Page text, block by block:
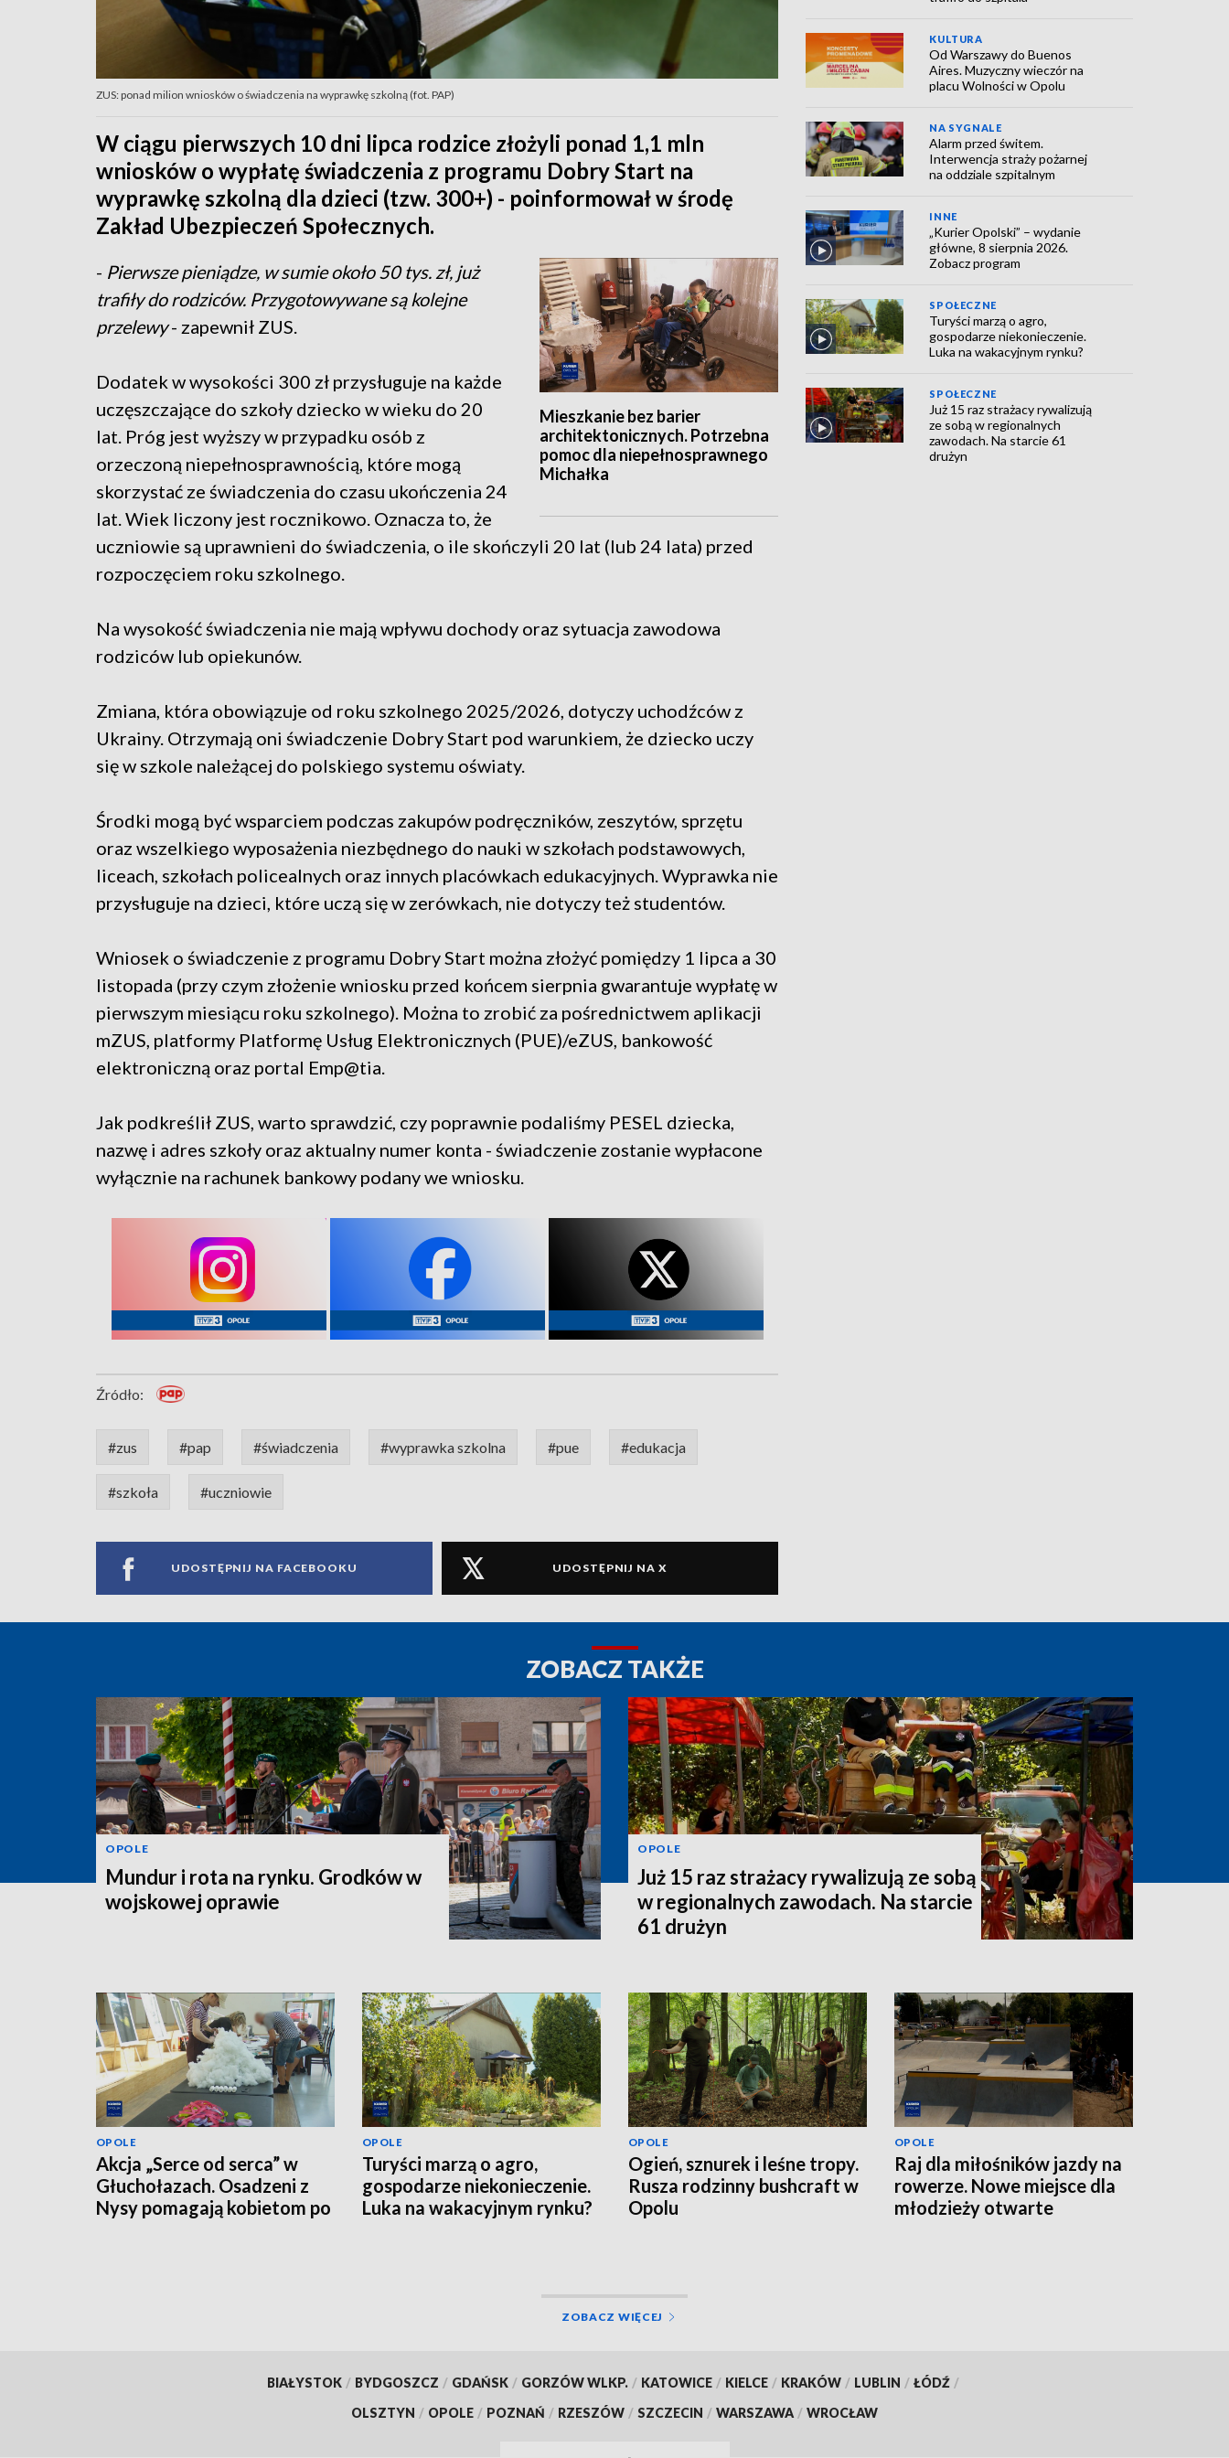
ZUS: ponad milion wniosków o świadczenia na wyprawkę szkolną (fot. PAP)
W ciągu pierwszych 10 dni lipca rodzice złożyli ponad 1,1 mln
wniosków o wypłatę świadczenia z programu Dobry Start na
wyprawkę szkolną dla dzieci (tzw. 300+) - poinformował w środę
Zakład Ubezpieczeń Społecznych.
Mieszkanie bez barier
architektonicznych. Potrzebna
pomoc dla niepełnosprawnego
Michałka
- Pierwsze pieniądze, w sumie około 50 tys. zł, już
trafiły do rodziców. Przygotowywane są kolejne
przelewy- zapewnił ZUS.
Dodatek w wysokości 300 zł przysługuje na każde
uczęszczające do szkoły dziecko w wieku do 20
lat. Próg jest wyższy w przypadku osób z
orzeczoną niepełnosprawnością, które mogą
skorzystać ze świadczenia do czasu ukończenia 24
lat. Wiek liczony jest rocznikowo. Oznacza to, że
uczniowie są uprawnieni do świadczenia, o ile skończyli 20 lat (lub 24 lata) przed
rozpoczęciem roku szkolnego.
Na wysokość świadczenia nie mają wpływu dochody oraz sytuacja zawodowa
rodziców lub opiekunów.
Zmiana, która obowiązuje od roku szkolnego 2025/2026, dotyczy uchodźców z
Ukrainy. Otrzymają oni świadczenie Dobry Start pod warunkiem, że dziecko uczy
się w szkole należącej do polskiego systemu oświaty.
Środki mogą być wsparciem podczas zakupów podręczników, zeszytów, sprzętu
oraz wszelkiego wyposażenia niezbędnego do nauki w szkołach podstawowych,
liceach, szkołach policealnych oraz innych placówkach edukacyjnych. Wyprawka nie
przysługuje na dzieci, które uczą się w zerówkach, nie dotyczy też studentów.
Wniosek o świadczenie z programu Dobry Start można złożyć pomiędzy 1 lipca a 30
listopada (przy czym złożenie wniosku przed końcem sierpnia gwarantuje wypłatę w
pierwszym miesiącu roku szkolnego). Można to zrobić za pośrednictwem aplikacji
mZUS, platformy Platformę Usług Elektronicznych (PUE)/eZUS, bankowość
elektroniczną oraz portal Emp@tia.
Jak podkreślił ZUS, warto sprawdzić, czy poprawnie podaliśmy PESEL dziecka,
nazwę i adres szkoły oraz aktualny numer konta - świadczenie zostanie wypłacone
wyłącznie na rachunek bankowy podany we wniosku.
Źródło:
#zus #pap #świadczenia #wyprawka szkolna #pue #edukacja
#szkoła #uczniowie
UDOSTĘPNIJ NA FACEBOOKU UDOSTĘPNIJ NA X
KULTURA
Od Warszawy do Buenos
Aires. Muzyczny wieczór na
placu Wolności w Opolu
NA SYGNALE
Alarm przed świtem.
Interwencja straży pożarnej
na oddziale szpitalnym
INNE
„Kurier Opolski” – wydanie
główne, 8 sierpnia 2026.
Zobacz program
SPOŁECZNE
Turyści marzą o agro,
gospodarze niekonieczenie.
Luka na wakacyjnym rynku?
SPOŁECZNE
Już 15 raz strażacy rywalizują
ze sobą w regionalnych
zawodach. Na starcie 61
drużyn
ZOBACZ TAKŻE
OPOLE
Mundur i rota na rynku. Grodków w
wojskowej oprawie
OPOLE
Już 15 raz strażacy rywalizują ze sobą
w regionalnych zawodach. Na starcie
61 drużyn
OPOLE
Akcja „Serce od serca” w
Głuchołazach. Osadzeni z
Nysy pomagają kobietom po
OPOLE
Turyści marzą o agro,
gospodarze niekonieczenie.
Luka na wakacyjnym rynku?
OPOLE
Ogień, sznurek i leśne tropy.
Rusza rodzinny bushcraft w
Opolu
OPOLE
Raj dla miłośników jazdy na
rowerze. Nowe miejsce dla
młodzieży otwarte
ZOBACZ WIĘCEJ
BIAŁYSTOK / BYDGOSZCZ / GDAŃSK / GORZÓW WLKP. / KATOWICE / KIELCE / KRAKÓW / LUBLIN / ŁÓDŹ /
OLSZTYN / OPOLE / POZNAŃ / RZESZÓW / SZCZECIN / WARSZAWA / WROCŁAW